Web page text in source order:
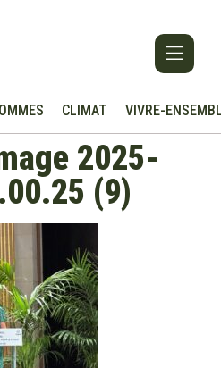
CLIMAT VIVRE-
2025-
(9)